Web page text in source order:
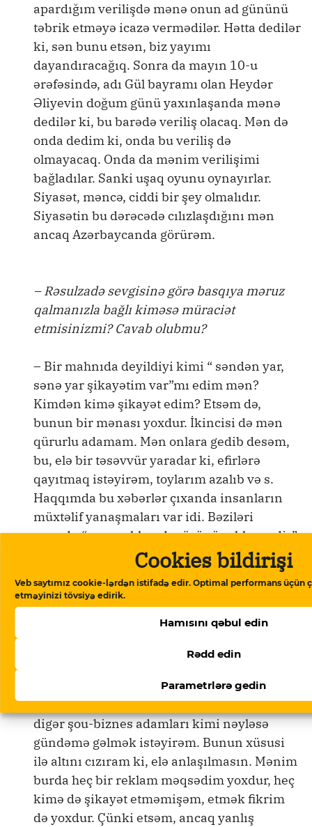
Cookies bildirişi
Veb saytımız cookie-lərdən istifadə edir. Optimal performans üçün
etməyinizi tövsiyə edirik.
Hamısını qəbul edin
Rədd edin
Parametrlərə gedin
apardığım verilişdə mənə onun ad gününü
təbrik etməyə icazə vermədilər. Hətta dedilər
ki, sən bunu etsən, biz yayımı
dayandıracağıq. Sonra da mayın 10-u
ərəfəsində, adı Gül bayramı olan Heydər
Əliyevin doğum günü yaxınlaşanda mənə
dedilər ki, bu barədə veriliş olacaq. Mən də
onda dedim ki, onda bu veriliş də
olmayacaq. Onda da mənim verilişimi
bağladılar. Sanki uşaq oyunu oynayırlar.
Siyasət, məncə, ciddi bir şey olmalıdır.
Siyasətin bu dərəcədə cılızlaşdığını mən
ancaq Azərbaycanda görürəm.
– Rəsulzadə sevgisinə görə basqıya məruz
qalmanızla bağlı kiməsə müraciət
etmisinizmi? Cavab olubmu?
– Bir mahnıda deyildiyi kimi “ səndən yar,
sənə yar şikayətim var”mı edim mən?
Kimdən kimə şikayət edim? Etsəm də,
bunun bir mənası yoxdur. İkincisi də mən
qürurlu adamam. Mən onlara gedib desəm,
bu, elə bir təsəvvür yaradar ki, efirlərə
qayıtmaq istəyirəm, toylarım azalıb və s.
Haqqımda bu xəbərlər çıxanda insanların
müxtəlif yanaşmaları var idi. Bəziləri
yazırdı: “ucuz reklamdır, özünü reklam edir”,
başqası yazırdı: “toylarımıza onu çağıraq”.
İnanın ki, mənim belə bir dərdim yoxdur.
Heç bir reklam arxasınca da qaçmıram. Allah
mənim ruzimi başqa ölkədə də olsam,
verəcək. Allah adama bir istedad veribsə,
onun ruzisini də verəcək. Amma yanlış
məsələnin çox işıqlandırılmasını
istəmirdim. İnsanlar elə bilməsinlər ki, mən
digər şou-biznes adamları kimi nəyləsə
gündəmə gəlmək istəyirəm. Bunun xüsusi
ilə altını cızıram ki, elə anlaşılmasın. Mənim
burda heç bir reklam məqsədim yoxdur, heç
kimə də şikayət etməmişəm, etmək fikrim
də yoxdur. Çünki etsəm, ancaq yanlış